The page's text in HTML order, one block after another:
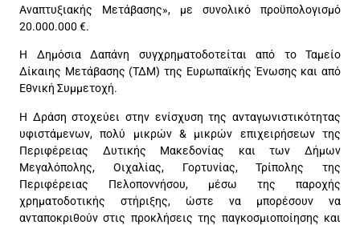
Αναπτυξιακής Μετάβασης», με συνολικό προϋπολογισμό
20.000.000 €.
Η Δημόσια Δαπάνη συγχρηματοδοτείται από το Ταμείο
Δίκαιης Μετάβασης (ΤΔΜ) της Ευρωπαϊκής Ένωσης και από
Εθνική Συμμετοχή.
Η Δράση στοχεύει στην ενίσχυση της ανταγωνιστικότητας
υφιστάμενων, πολύ μικρών & μικρών επιχειρήσεων της
Περιφέρειας Δυτικής Μακεδονίας και των Δήμων
Μεγαλόπολης, Οιχαλίας, Γορτυνίας, Τρίπολης της
Περιφέρειας Πελοποννήσου, μέσω της παροχής
χρηματοδοτικής στήριξης, ώστε να μπορέσουν να
ανταποκριθούν στις προκλήσεις της παγκοσμιοποίησης και